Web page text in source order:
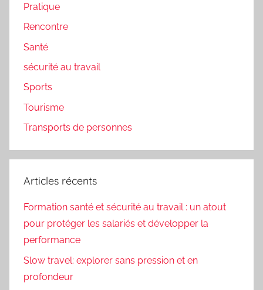
Pratique
Rencontre
Santé
sécurité au travail
Sports
Tourisme
Transports de personnes
Articles récents
Formation santé et sécurité au travail : un atout
pour protéger les salariés et développer la
performance
Slow travel: explorer sans pression et en
profondeur